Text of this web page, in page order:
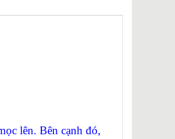
lên. Bên cạnh đó,